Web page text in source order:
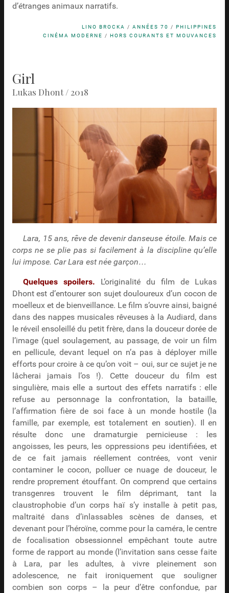
d’étranges animaux narratifs.
LINO BROCKA /ANNÉES 70 /PHILIPPINES
CINÉMA MODERNE /HORS COURANTS ET MOUVANCES
Girl
Lukas Dhont / 2018
Lara, 15 ans, rêve de devenir danseuse étoile. Mais ce
corps ne se plie pas si facilement à la discipline qu’elle
lui impose. Car Lara est née garçon…
Quelques spoilers. L’originalité du film de Lukas
Dhont est d’entourer son sujet douloureux d’un cocon de
moelleux et de bienveillance. Le film s’ouvre ainsi, baigné
dans des nappes musicales rêveuses à la Audiard, dans
le réveil ensoleillé du petit frère, dans la douceur dorée de
l’image (quel soulagement, au passage, de voir un film
en pellicule, devant lequel on n’a pas à déployer mille
efforts pour croire à ce qu’on voit – oui, sur ce sujet je ne
lâcherai jamais l’os !). Cette douceur du film est
singulière, mais elle a surtout des effets narratifs : elle
refuse au personnage la confrontation, la bataille,
l’affirmation fière de soi face à un monde hostile (la
famille, par exemple, est totalement en soutien). Il en
résulte donc une dramaturgie pernicieuse : les
angoisses, les peurs, les oppressions peu identifiées, et
de ce fait jamais réellement contrées, vont venir
contaminer le cocon, polluer ce nuage de douceur, le
rendre proprement étouffant. On comprend que certains
transgenres trouvent le film déprimant, tant la
claustrophobie d’un corps haï s’y installe à petit pas,
maltraité dans d’inlassables scènes de danses, et
devenant pour l’héroïne, comme pour la caméra, le centre
de focalisation obsessionnel empêchant toute autre
forme de rapport au monde (l’invitation sans cesse faite
à Lara, par les adultes, à vivre pleinement son
adolescence, ne fait ironiquement que souligner
combien son corps – la peur d’être confondue, par